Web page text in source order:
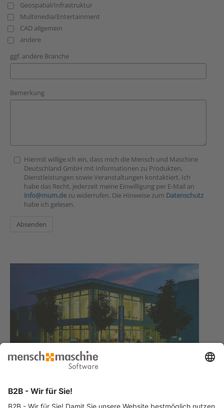
Geospatial/Infrastruktur
Multimedia/Entertainment
CAD allgemein
andere
ggf. andere Branche
Bemerkung
Hiermit willige ich ein, dass mich die Mensch und Maschine
Deutschland GmbH mit Informationen zu Produkten,
Dienstleistungen sowie Veranstaltungen kontaktiert. Ich
habe das Recht, jederzeit meine Einwilligung per E-Mail an
info@mum.dezu widerrufen. Die Hinweise zum Datenschutz
habe ich gelesen.
Haben Sie Fragen?